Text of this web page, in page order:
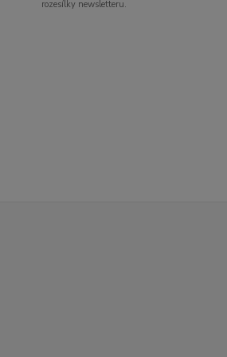
rozesílky newsletteru.